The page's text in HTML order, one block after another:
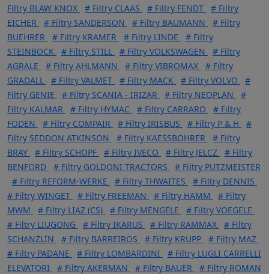
Filtry BLAW KNOX
# Filtry CLAAS # Filtry FENDT
# Filtry
EICHER
# Filtry SANDERSON # Filtry BAUMANN
# Filtry
BUEHRER
# Filtry KRAMER # Filtry LINDE
# Filtry
STEINBOCK
# Filtry STILL # Filtry VOLKSWAGEN
# Filtry
AGRALE
# Filtry AHLMANN # Filtry VIBROMAX
# Filtry
GRADALL
# Filtry VALMET # Filtry MACK # Filtry VOLVO
#
Filtry GENIE
# Filtry SCANIA - IRIZAR # Filtry NEOPLAN
#
Filtry KALMAR
# Filtry HYMAC # Filtry CARRARO
# Filtry
FODEN
# Filtry COMPAIR # Filtry IRISBUS # Filtry P & H
#
Filtry SEDDON ATKINSON
# Filtry KAESSBOHRER
# Filtry
BRAY
# Filtry SCHOPF # Filtry IVECO # Filtry JELCZ
# Filtry
BENFORD
# Filtry GOLDONI TRACTORS
# Filtry PUTZMEISTER
# Filtry REFORM-WERKE
# Filtry THWAITES
# Filtry DENNIS
# Filtry WINGET
# Filtry FREEMAN # Filtry HAMM
# Filtry
MWM
# Filtry LIAZ (CS) # Filtry MENGELE
# Filtry VOEGELE
# Filtry LIUGONG
# Filtry IKARUS # Filtry RAMMAX
# Filtry
SCHANZLIN
# Filtry BARREIROS # Filtry KRUPP
# Filtry MAZ
# Filtry PADANE
# Filtry LOMBARDINI
# Filtry LUGLI CARRELLI
ELEVATORI
# Filtry AKERMAN # Filtry BAUER
# Filtry ROMAN